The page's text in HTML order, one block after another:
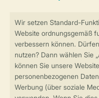
Sicher und schnell
Sichere
Sicheres Bezahlen